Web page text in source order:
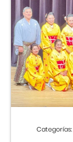
Categorías: